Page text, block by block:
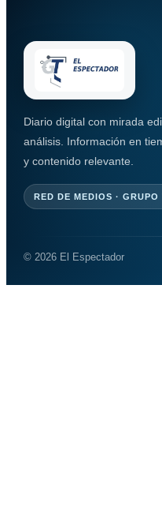
Diario digital con mirada
análisis. Información en
y contenido relevante.
RED DE MEDIOS · GRUPO
© 2026 El Espectador